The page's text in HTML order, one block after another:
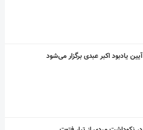
آیین یادبود اکبر عبدی برگزار می‌شود